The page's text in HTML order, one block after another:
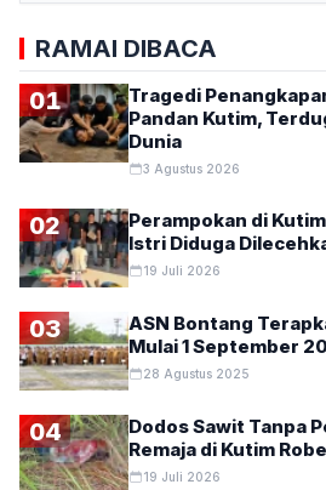
RAMAI DIBACA
01
Tragedi
Pandan Kutim,
Dunia
3 Agustus 2026
02
Perampokan di
Istri Diduga
19 Juli 2026
03
ASN Bontang
Mulai 1 September
28 Agustus 2025
04
Dodos Sawit Tanpa
Remaja di Kutim
19 Juli 2026